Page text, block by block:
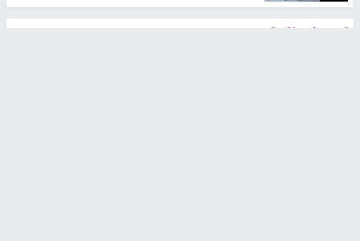
تصريحات خاصة